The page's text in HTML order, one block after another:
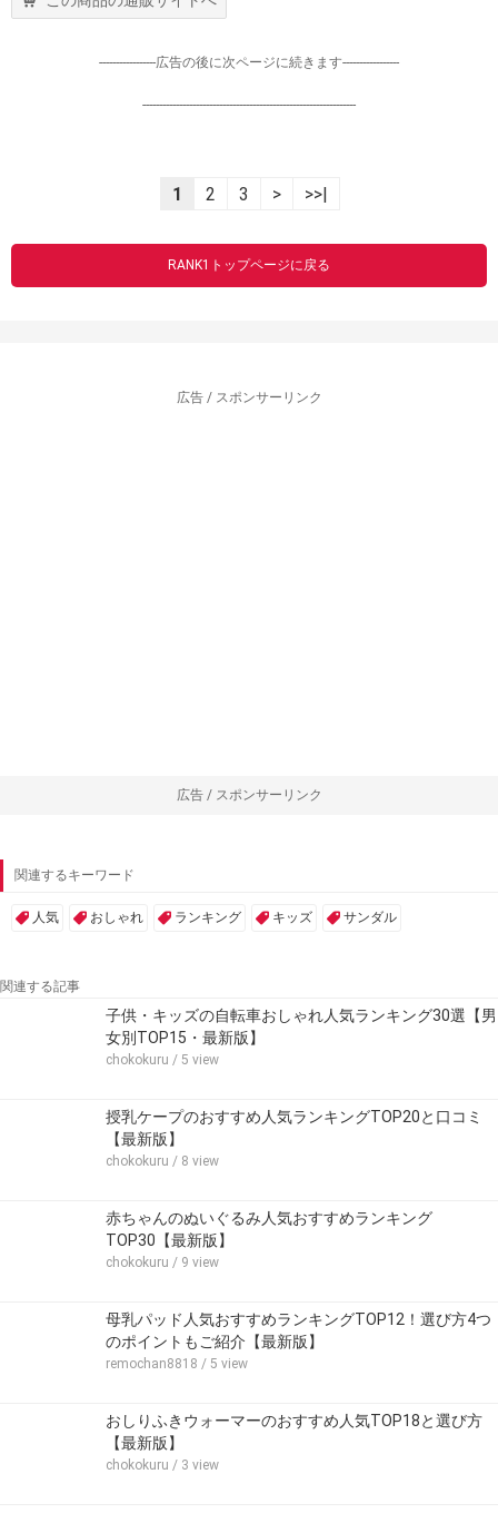
-----------------広告の後に次ページに続きます-----------------
----------------------------------------------------------------
1 2 3 > >>|
RANK1トップページに戻る
広告 / スポンサーリンク
広告 / スポンサーリンク
関連するキーワード
人気 おしゃれ ランキング キッズ サンダル
関連する記事
子供・キッズの自転車おしゃれ人気ランキング30選【男
女別TOP15・最新版】
chokokuru / 5 view
授乳ケープのおすすめ人気ランキングTOP20と口コミ
【最新版】
chokokuru / 8 view
赤ちゃんのぬいぐるみ人気おすすめランキング
TOP30【最新版】
chokokuru / 9 view
母乳パッド人気おすすめランキングTOP12！選び方4つ
のポイントもご紹介【最新版】
remochan8818 / 5 view
おしりふきウォーマーのおすすめ人気TOP18と選び方
【最新版】
chokokuru / 3 view